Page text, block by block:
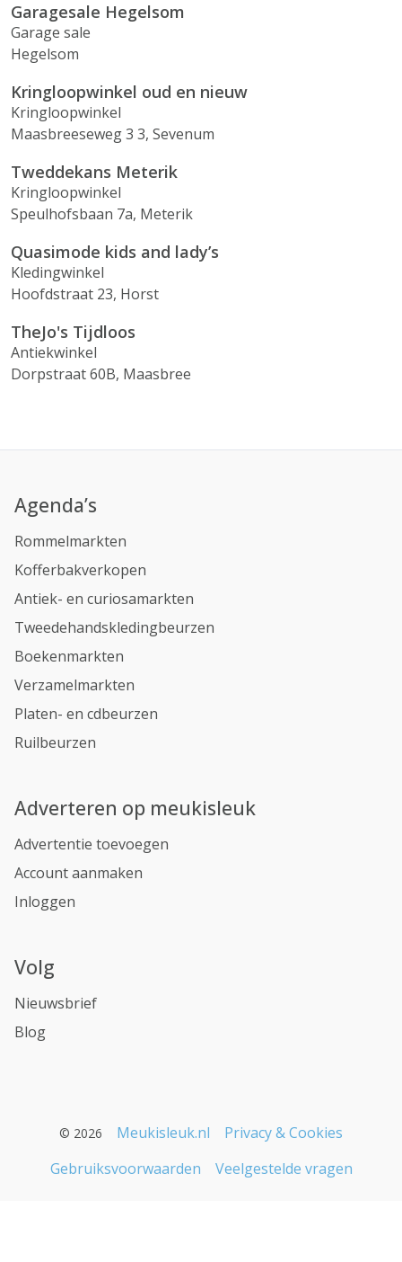
Garagesale Hegelsom
Garage sale
Hegelsom
Kringloopwinkel oud en nieuw
Kringloopwinkel
Maasbreeseweg 3 3, Sevenum
Tweddekans Meterik
Kringloopwinkel
Speulhofsbaan 7a, Meterik
Quasimode kids and lady’s
Kledingwinkel
Hoofdstraat 23, Horst
TheJo's Tijdloos
Antiekwinkel
Dorpstraat 60B, Maasbree
Agenda’s
Rommelmarkten
Kofferbakverkopen
Antiek- en curiosamarkten
Tweedehandskledingbeurzen
Boekenmarkten
Verzamelmarkten
Platen- en cdbeurzen
Ruilbeurzen
Adverteren op meukisleuk
Advertentie toevoegen
Account aanmaken
Inloggen
Volg
Nieuwsbrief
Blog
© 2026 Meukisleuk.nl
Privacy & Cookies
Gebruiksvoorwaarden
Veelgestelde vragen